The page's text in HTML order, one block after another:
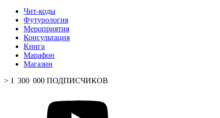
Чит-коды
Футурология
Мероприятия
Консультация
Книга
Марафон
Магазин
> 1 300 000 ПОДПИСЧИКОВ